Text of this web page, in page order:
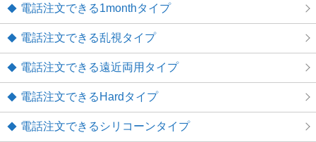
電話注文できる1monthタイプ
電話注文できる乱視タイプ
電話注文できる遠近両用タイプ
電話注文できるHardタイプ
電話注文できるシリコーンタイプ